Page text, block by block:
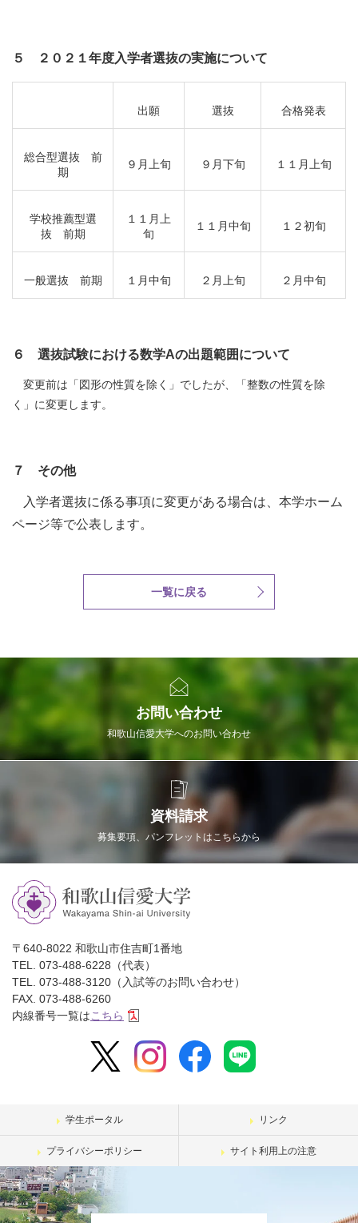
５ ２０２１年度入学者選抜の実施について
出願 選抜 合格発表
総合型選抜 前
期
９月上旬 ９月下旬 １１月上旬
学校推薦型選
抜 前期
１１月上
旬
１１月中旬 １２初旬
一般選抜 前期 １月中旬 ２月上旬 ２月中旬
６ 選抜試験における数学Aの出題範囲について
変更前は「図形の性質を除く」でしたが、「整数の性質を除
く」に変更します。
７ その他
入学者選抜に係る事項に変更がある場合は、本学ホーム
ページ等で公表します。
一覧に戻る
お問い合わせ
和歌山信愛大学へのお問い合わせ
資料請求
募集要項、パンフレットはこちらから
〒640-8022 和歌山市住吉町1番地
TEL. 073-488-6228（代表）
TEL. 073-488-3120（入試等のお問い合わせ）
FAX. 073-488-6260
内線番号一覧はこちら
学生ポータル リンク
プライバシーポリシー サイト利用上の注意